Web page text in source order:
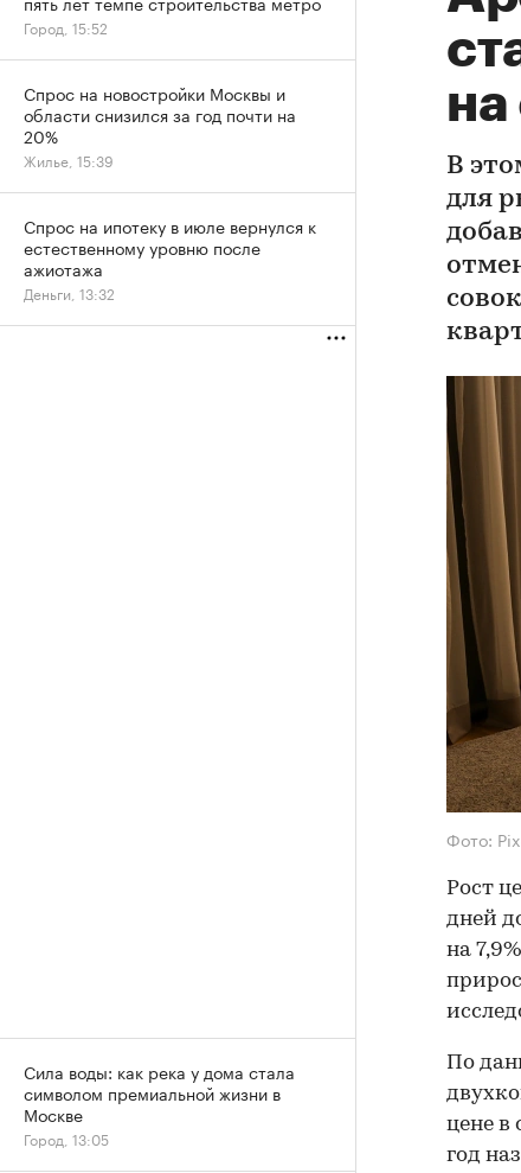
на
В
для
Фото:
Рост
дней
на
По
цене в
год
Город, 15:52
Спрос на новостройки Москвы и
области снизился за год почти на
20%
Жилье, 15:39
Спрос на ипотеку в июле вернулся к
естественному уровню после
ажиотажа
Деньги, 13:32
Сила воды: как река у дома стала
символом премиальной жизни в
Москве
Город, 13:05